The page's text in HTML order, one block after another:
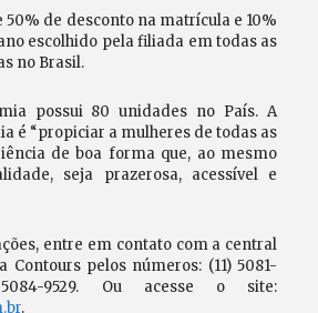
50% de desconto na matrícula e 10%
escolhido pela filiada em todas as
no Brasil.
possui 80 unidades no País. A
é “propiciar a mulheres de todas as
de boa forma que, ao mesmo
seja prazerosa, acessível e
entre em contato com a central
Contours pelos números: (11) 5081-
9529. Ou acesse o site:
.